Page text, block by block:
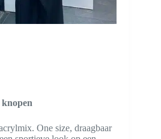
One size, draagbaar